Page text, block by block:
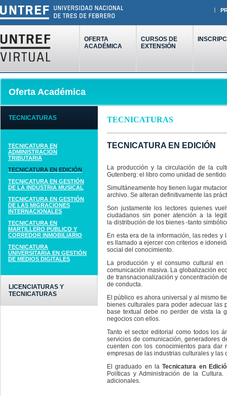
OFERTA
ACADÉMICA
CURSOS DE
EXTENSIÓN
Oferta Académica
TECNICATURAS
TECNICATURA EN
ADMINISTRACIÓN
TRIBUTARIA
TECNICATURA EN EDICIÓN
TECNICATURA EN GESTIÓN
DE LA INDUSTRIA MUSICAL
TECNICATURA EN GESTIÓN
DE LAS MIGRACIONES
INTERNACIONALES
TECNICATURA EN
MARTILLERO PÚBLICO Y
CORREDOR INMOBILIARIO
TECNICATURA
UNIVERSITARIA EN GESTIÓN
DE MEDIOS DIGITALES
LICENCIATURAS Y
TECNICATURAS
TECNICATURAS
TECNICATURA EN EDICIÓN
La producción y la circulación de la
Gutenberg: el libro como unidad de sentido.
Simultáneamente hoy tienen lugar
archivo. Se alteran definitivamente las
Son justamente los lectores quienes
ciudadanos sin poner atención a la
la·distribución de los bienes -tanto
En esta era de la información, las redes
es llamado a ejercer con criterios e
social del conocimiento.
La producción y el consumo cultural
comunicación masiva. La globalización
de transnacionalización y concentración
de conducta.
El público es ahora universal y al mismo
bienes culturales para poder adecuar las
base textual debe no perder de vista la
negocios con ellos.
Tanto el sector editorial como todos los
servicios de comunicación, generadores
cuenten con los conocimientos para dar
empresas de las industrias culturales y las
El graduado en laTecnicatura en
Políticas y Administración de la
adicionales.